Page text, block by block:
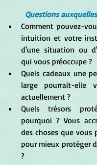
Questions
Comment pouvez-
intuition et votre
d'une situation ou
qui vous préoccupe ?
Quels cadeaux une
large pourrait-elle
actuellement ?
Quels trésors
pourquoi ? Vous
des choses que vous
pour mieux protéger
?